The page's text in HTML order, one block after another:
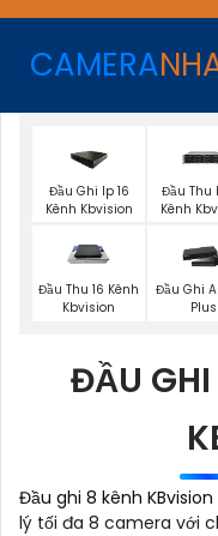
CAMERA
Đầu Ghi Ip 16
Kênh Kbvision
Đầu Thu
Kênh
Đầu Thu 16 Kênh
Kbvision
Đầu Ghi
Plus
ĐẦU GHI
Đầu ghi 8 kênh
lý tối đa 8 camera với